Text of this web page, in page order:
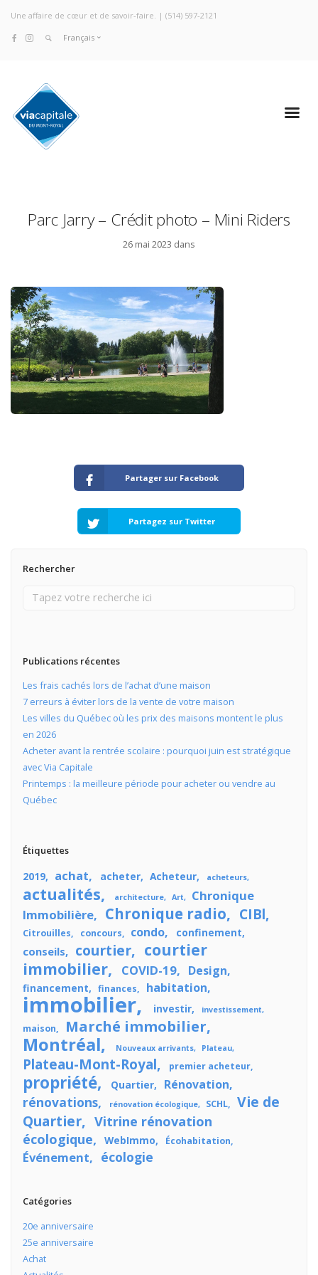
Une affaire de cœur et de savoir-faire. | (514) 597-2121
Français
Parc Jarry – Crédit photo – Mini Riders
26 mai 2023 dans
Partager sur Facebook
Partagez sur Twitter
Rechercher
Publications récentes
Les frais cachés lors de l’achat d’une maison
7 erreurs à éviter lors de la vente de votre maison
Les villes du Québec où les prix des maisons montent le plus
en 2026
Acheter avant la rentrée scolaire : pourquoi juin est stratégique
avec Via Capitale
Printemps : la meilleure période pour acheter ou vendre au
Québec
Étiquettes
2019 achat acheter Acheteur acheteurs
actualités architecture Art
Chronique
Immobilière
Chronique radio CIBl
Citrouilles concours condo confinement
conseils courtier
courtier
immobilier
COVID-19 Design
financement finances habitation
immobilier investir investissement
maison Marché immobilier
Montréal Nouveaux arrivants Plateau
Plateau-Mont-Royal premier acheteur
propriété Quartier Rénovation
rénovations rénovation écologique SCHL
Vie de
Quartier
Vitrine rénovation
écologique
WebImmo Écohabitation
Événement écologie
Catégories
20e anniversaire
25e anniversaire
Achat